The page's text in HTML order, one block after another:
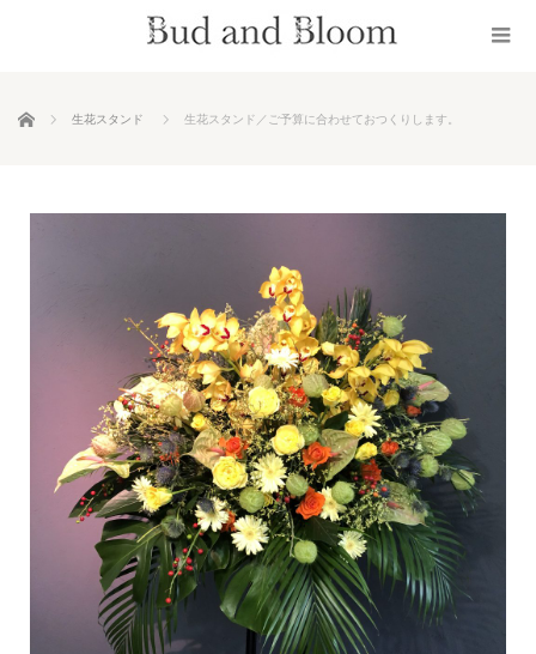
ホーム 生花スタンド 生花スタンド／ご予算に合わせておつくりします。